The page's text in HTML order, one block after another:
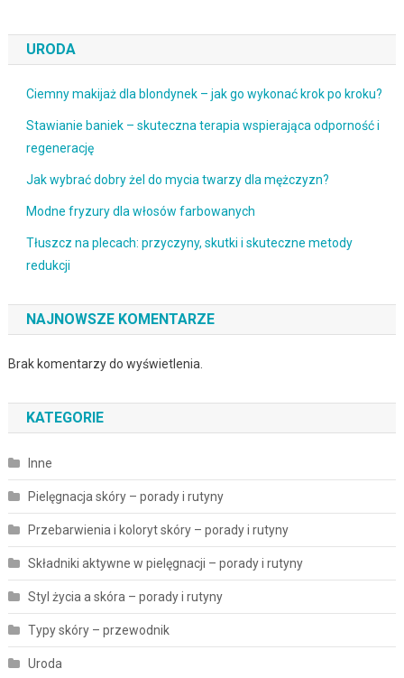
URODA
Ciemny makijaż dla blondynek – jak go wykonać krok po kroku?
Stawianie baniek – skuteczna terapia wspierająca odporność i
regenerację
Jak wybrać dobry żel do mycia twarzy dla mężczyzn?
Modne fryzury dla włosów farbowanych
Tłuszcz na plecach: przyczyny, skutki i skuteczne metody
redukcji
NAJNOWSZE KOMENTARZE
Brak komentarzy do wyświetlenia.
KATEGORIE
Inne
Pielęgnacja skóry – porady i rutyny
Przebarwienia i koloryt skóry – porady i rutyny
Składniki aktywne w pielęgnacji – porady i rutyny
Styl życia a skóra – porady i rutyny
Typy skóry – przewodnik
Uroda